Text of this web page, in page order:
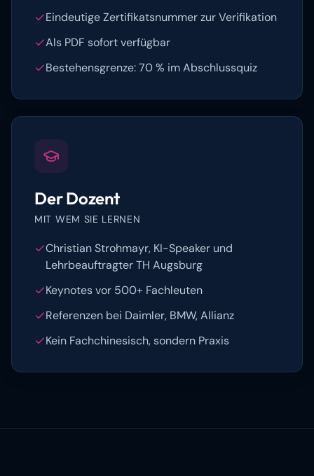
Eindeutige Zertifikatsnummer zur Verifikation
Als PDF sofort verfügbar
Bestehensgrenze: 70 % im Abschlussquiz
Der Dozent
MIT WEM SIE LERNEN
Christian Strohmayr, KI-Speaker und
Lehrbeauftragter TH Augsburg
Keynotes vor 500+ Fachleuten
Referenzen bei Daimler, BMW, Allianz
Kein Fachchinesisch, sondern Praxis